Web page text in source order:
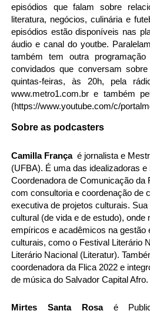
episódios que falam sobre
literatura, negócios, culinária e
episódios estão disponíveis nas
áudio e canal do youtbe.
também tem outra
convidados que conversam
quintas-feiras, às 20h, pela
www.metro1.com.br e também
(https://www.youtube.com/c/
Sobre as podcasters
Camilla França é jornalista e
(UFBA). É uma das idealizadoras
Coordenadora de Comunicação da
com consultoria e coordenação de
executiva de projetos culturais.
cultural (de vida e de estudo), onde
empíricos e acadêmicos na gestão
culturais, como o Festival Literário
Literário Nacional (Literatur).
coordenadora da Flica 2022 e
de música do Salvador Capital Afro.
Mirtes Santa Rosa é